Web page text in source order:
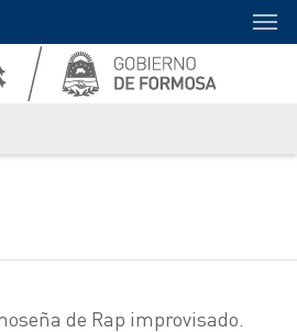
de Rap improvisado.